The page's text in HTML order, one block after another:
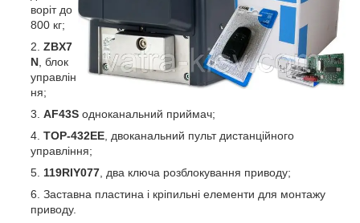
воріт до
800 кг;
ZBX7
N , блок
управлін
ня;
AF43S одноканальний приймач;
TOP-432EE , двоканальний пульт дистанційного
управління;
119RIY077 , два ключа розблокування приводу;
Заставна пластина і кріпильні елементи для монтажу
приводу.